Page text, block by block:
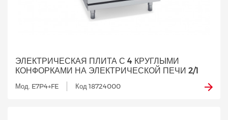
ЭЛЕКТРИЧЕСКАЯ ПЛИТА С 4 КРУГЛЫМИ
КОНФОРКАМИ НА ЭЛЕКТРИЧЕСКОЙ ПЕЧИ 2/1
Мод. E7P4+FE Код 18724000